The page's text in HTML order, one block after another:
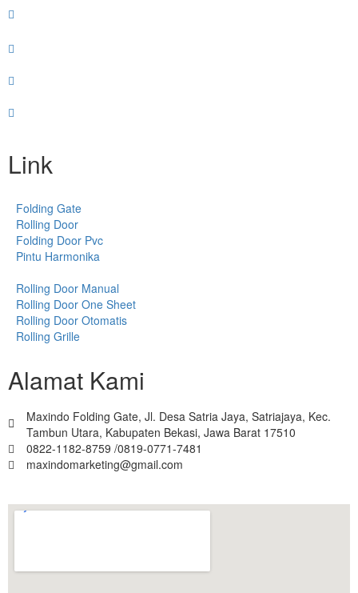
Link
Folding Gate
Rolling Door
Folding Door Pvc
Pintu Harmonika
Rolling Door Manual
Rolling Door One Sheet
Rolling Door Otomatis
Rolling Grille
Alamat Kami
Maxindo Folding Gate, Jl. Desa Satria Jaya, Satriajaya, Kec.
Tambun Utara, Kabupaten Bekasi, Jawa Barat 17510
0822-1182-8759 /0819-0771-7481
maxindomarketing@gmail.com